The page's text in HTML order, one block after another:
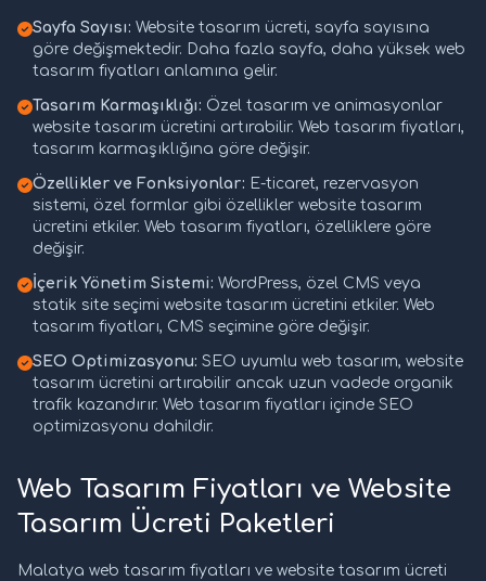
Sayfa Sayısı: Website tasarım ücreti, sayfa sayısına
göre değişmektedir. Daha fazla sayfa, daha yüksek web
tasarım fiyatları anlamına gelir.
Tasarım Karmaşıklığı: Özel tasarım ve animasyonlar
website tasarım ücretini artırabilir. Web tasarım fiyatları,
tasarım karmaşıklığına göre değişir.
Özellikler ve Fonksiyonlar: E-ticaret, rezervasyon
sistemi, özel formlar gibi özellikler website tasarım
ücretini etkiler. Web tasarım fiyatları, özelliklere göre
değişir.
İçerik Yönetim Sistemi: WordPress, özel CMS veya
statik site seçimi website tasarım ücretini etkiler. Web
tasarım fiyatları, CMS seçimine göre değişir.
SEO Optimizasyonu: SEO uyumlu web tasarım, website
tasarım ücretini artırabilir ancak uzun vadede organik
trafik kazandırır. Web tasarım fiyatları içinde SEO
optimizasyonu dahildir.
Web Tasarım Fiyatları ve Website
Tasarım Ücreti Paketleri
Malatya web tasarım fiyatları ve website tasarım ücreti